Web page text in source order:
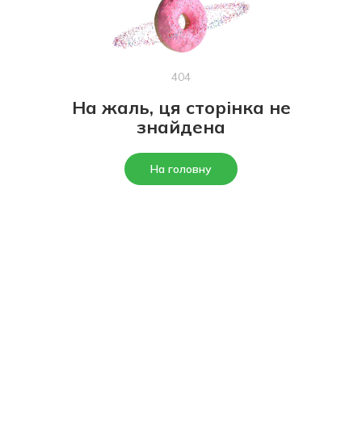
404
На жаль, ця сторінка не
знайдена
На головну